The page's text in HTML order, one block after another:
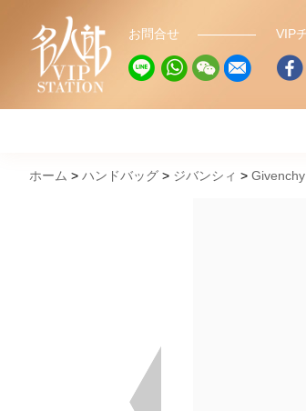
お問合せ VIP
ホーム ハンドバッグ ジバンシィ